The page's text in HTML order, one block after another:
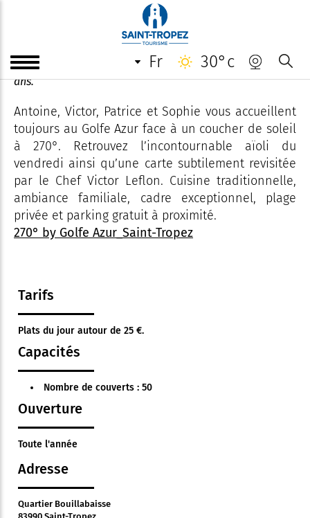
fr 30°c
270° by Golfe Azur
Une histoire familiale à Saint-Tropez depuis plus de 25
ans.
Antoine, Victor, Patrice et Sophie vous accueillent
toujours au Golfe Azur face à un coucher de soleil
à 270°. Retrouvez l’incontournable aïoli du
vendredi ainsi qu’une carte subtilement revisitée
par le Chef Victor Leflon. Cuisine traditionnelle,
ambiance familiale, cadre exceptionnel, plage
privée et parking gratuit à proximité.
270° by Golfe Azur_Saint-Tropez
Tarifs
Plats du jour autour de 25 €.
Capacités
Nombre de couverts : 50
Ouverture
Toute l'année
Adresse
Quartier Bouillabaisse